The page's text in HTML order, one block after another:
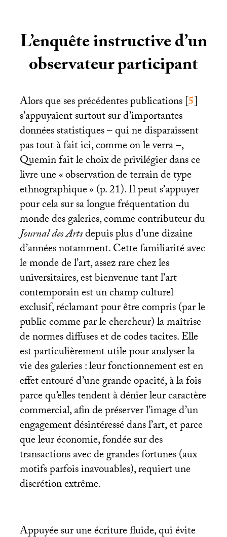
L’enquête instructive d’un
observateur participant
Alors que ses précédentes publications[5]
s’appuyaient surtout sur d’importantes
données statistiques – qui ne disparaissent
pas tout à fait ici, comme on le verra –,
Quemin fait le choix de privilégier dans ce
livre une «observation de terrain de type
ethnographique» (p. 21). Il peut s’appuyer
pour cela sur sa longue fréquentation du
monde des galeries, comme contributeur du
Journal des Artsdepuis plus d’une dizaine
d’années notamment. Cette familiarité avec
le monde de l’art, assez rare chez les
universitaires, est bienvenue tant l’art
contemporain est un champ culturel
exclusif, réclamant pour être compris (par le
public comme par le chercheur) la maîtrise
de normes diffuses et de codes tacites. Elle
est particulièrement utile pour analyser la
vie des galeries : leur fonctionnement est en
effet entouré d’une grande opacité, à la fois
parce qu’elles tendent à dénier leur caractère
commercial, afin de préserver l’image d’un
engagement désintéressé dans l’art, et parce
que leur économie, fondée sur des
transactions avec de grandes fortunes (aux
motifs parfois inavouables), requiert une
discrétion extrême.
Appuyée sur une écriture fluide, qui évite